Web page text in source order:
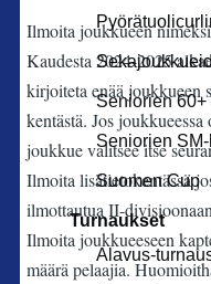
Seniorien
Seniorien
Suomen Cup
Turnaukset
Alavus-
Ilmoita joukkueen
Kaudesta 2024-2025
kirjoiteta enää joukkueen
kentästä. Jos
joukkue valitsee itse
Ilmoita lisätietokentässä
ilmottautua II-
Ilmoita joukkueeseen
määrä pelaajia.